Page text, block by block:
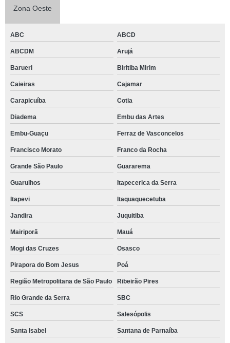
Zona Oeste
ABC ABCD
ABCDM Arujá
Barueri Biritiba Mirim
Caieiras Cajamar
Carapicuíba Cotia
Diadema Embu das Artes
Embu-Guaçu Ferraz de Vasconcelos
Francisco Morato Franco da Rocha
Grande São Paulo Guararema
Guarulhos Itapecerica da Serra
Itapevi Itaquaquecetuba
Jandira Juquitiba
Mairiporã Mauá
Mogi das Cruzes Osasco
Pirapora do Bom Jesus Poá
Região Metropolitana de São Paulo Ribeirão Pires
Rio Grande da Serra SBC
SCS Salesópolis
Santa Isabel Santana de Parnaíba